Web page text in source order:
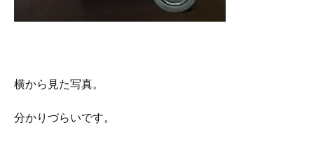
横から見た写真。
分かりづらいです。